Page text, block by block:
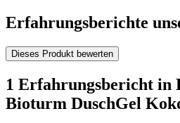
Erfahrungsberichte
Dieses Produkt bewerten
1 Erfahrungsbericht in
Bioturm DuschGel